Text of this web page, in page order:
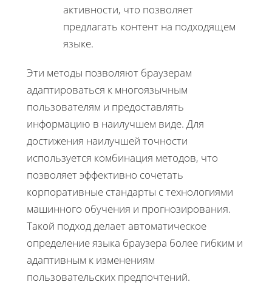
активности, что позволяет
предлагать контент на подходящем
языке.
Эти методы позволяют браузерам
адаптироваться к многоязычным
пользователям и предоставлять
информацию в наилучшем виде. Для
достижения наилучшей точности
используется комбинация методов, что
позволяет эффективно сочетать
корпоративные стандарты с технологиями
машинного обучения и прогнозирования.
Такой подход делает автоматическое
определение языка браузера более гибким и
адаптивным к изменениям
пользовательских предпочтений.